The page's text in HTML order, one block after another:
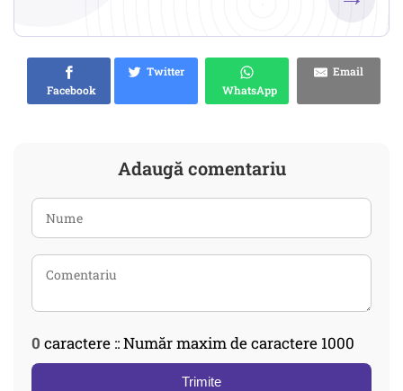
Facebook
Twitter
WhatsApp
Email
Adaugă comentariu
0 caractere :: Număr maxim de caractere 1000
Trimite